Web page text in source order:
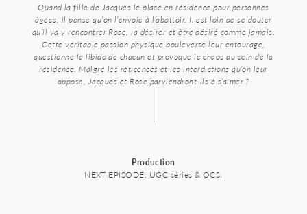
Quand la fille de Jacques le place en résidence pour personnes
âgées, il pense qu’on l’envoie à l’abattoir. Il est loin de se douter
qu’il va y rencontrer Rose, la désirer et être désiré comme jamais.
Cette véritable passion physique bouleverse leur entourage,
questionne la libido de chacun et provoque le chaos au sein de la
résidence. Malgré les réticences et les interdictions qu’on leur
oppose, Jacques et Rose parviendront-ils à s’aimer ?
Production
NEXT EPISODE, UGC séries & OCS.